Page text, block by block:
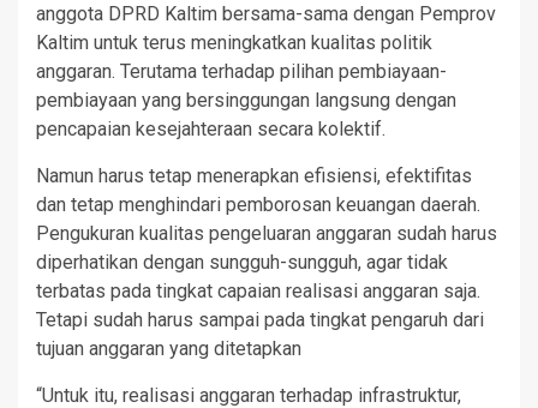
anggota DPRD Kaltim bersama-sama dengan Pemprov
Kaltim untuk terus meningkatkan kualitas politik
anggaran. Terutama terhadap pilihan pembiayaan-
pembiayaan yang bersinggungan langsung dengan
pencapaian kesejahteraan secara kolektif.
Namun harus tetap menerapkan efisiensi, efektifitas
dan tetap menghindari pemborosan keuangan daerah.
Pengukuran kualitas pengeluaran anggaran sudah harus
diperhatikan dengan sungguh-sungguh, agar tidak
terbatas pada tingkat capaian realisasi anggaran saja.
Tetapi sudah harus sampai pada tingkat pengaruh dari
tujuan anggaran yang ditetapkan
“Untuk itu, realisasi anggaran terhadap infrastruktur,